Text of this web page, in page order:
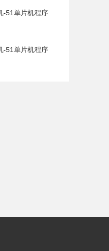
-51单片机程序
-51单片机程序